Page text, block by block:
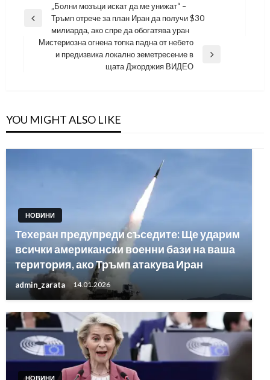
Навигация
Previous
„Болни мозъци искат да ме унижат“ –
Тръмп отрече за план Иран да получи $30
милиарда, ако спре да обогатява уран
Мистериозна огнена топка падна от небето
и предизвика локално земетресение в
щата Джорджия ВИДЕО
YOU MIGHT ALSO LIKE
НОВИНИ
Техеран предупреди съседите: Ще ударим
всички американски военни бази на ваша
територия, ако Тръмп атакува Иран
admin_zarata 14.01.2026
НОВИНИ